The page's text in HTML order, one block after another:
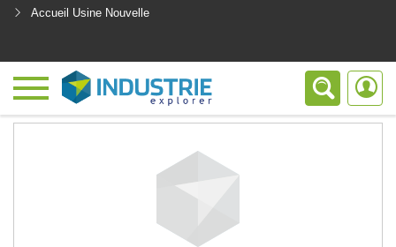
Accueil Usine Nouvelle